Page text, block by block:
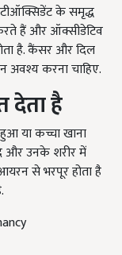
के समृद्ध
हैं और ऑक्सीडेटिव
है. कैंसर और दिल
करना चाहिए.
देता है
या कच्चा खाना
और उनके शरीर में
से भरपूर होता है